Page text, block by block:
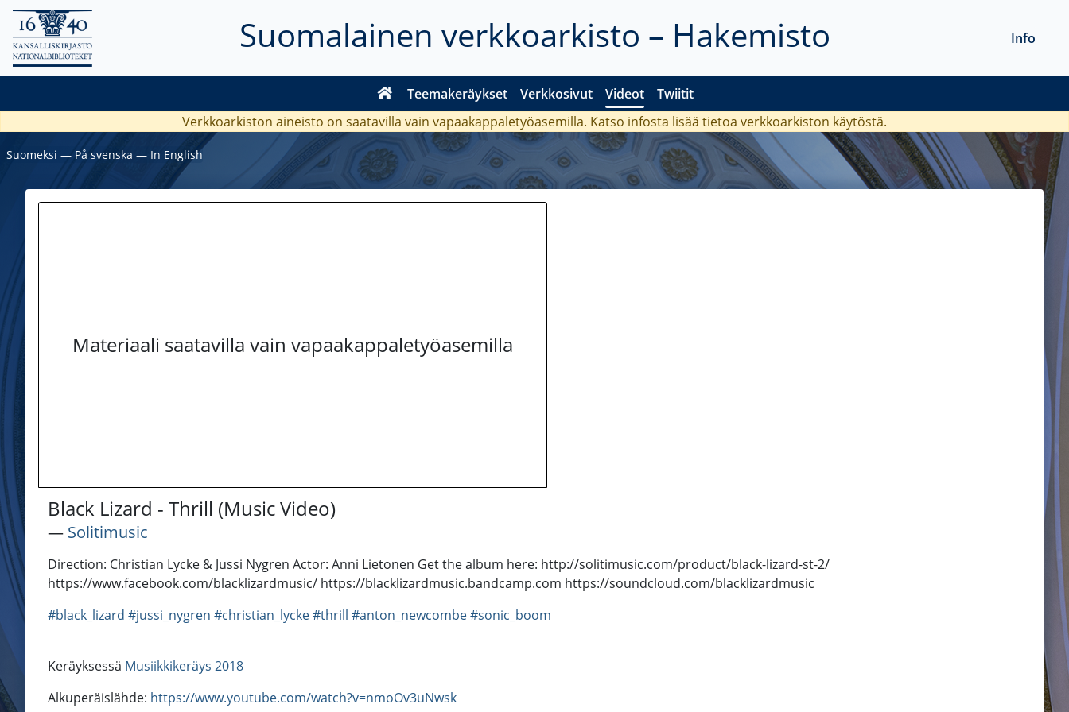
Suomalainen verkkoarkisto – Hakemisto
Teemakeräykset Verkkosivut Videot Twiitit
Info
Verkkoarkiston aineisto on saatavilla vain vapaakappaletyöasemilla. Katso infosta lisää tietoa verkkoarkiston käytöstä.
Suomeksi ― På svenska ― In English
Materiaali saatavilla vain vapaakappaletyöasemilla
Black Lizard - Thrill (Music Video)
― Solitimusic
Direction: Christian Lycke & Jussi Nygren Actor: Anni Lietonen Get the album here: http://solitimusic.com/product/black-lizard-st-2/
https://www.facebook.com/blacklizardmusic/ https://blacklizardmusic.bandcamp.com https://soundcloud.com/blacklizardmusic
#black_lizard #jussi_nygren #christian_lycke#thrill #anton_newcombe#sonic_boom
Keräyksessä Musiikkikeräys 2018
Alkuperäislähde: https://www.youtube.com/watch?v=nmoOv3uNwsk